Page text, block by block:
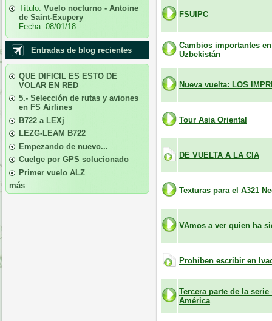
Título: Vuelo nocturno - Antoine
de Saint-Exupery
Fecha: 08/01/18
Entradas de blog recientes
QUE DIFICIL ES ESTO DE
VOLAR EN RED
5.- Selección de rutas y aviones
en FS Airlines
B722 a LEXj
LEZG-LEAM B722
Empezando de nuevo...
Cuelge por GPS solucionado
Primer vuelo ALZ
más
FSUIPC
Cambios importantes
Uzbekistán
Nueva vuelta: LOS
Tour Asia Oriental
DE VUELTA A LA CIA
Texturas para el A321
VAmos a ver quien ha
Prohíben escribir en
Tercera parte de la
América